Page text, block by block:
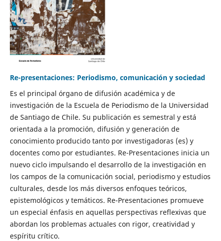
Re-presentaciones: Periodismo, comunicación y sociedad
Es el principal órgano de difusión académica y de
investigación de la Escuela de Periodismo de la Universidad
de Santiago de Chile. Su publicación es semestral y está
orientada a la promoción, difusión y generación de
conocimiento producido tanto por investigadoras (es) y
docentes como por estudiantes. Re-Presentaciones inicia un
nuevo ciclo impulsando el desarrollo de la investigación en
los campos de la comunicación social, periodismo y estudios
culturales, desde los más diversos enfoques teóricos,
epistemológicos y temáticos. Re-Presentaciones promueve
un especial énfasis en aquellas perspectivas reflexivas que
abordan los problemas actuales con rigor, creatividad y
espíritu crítico.